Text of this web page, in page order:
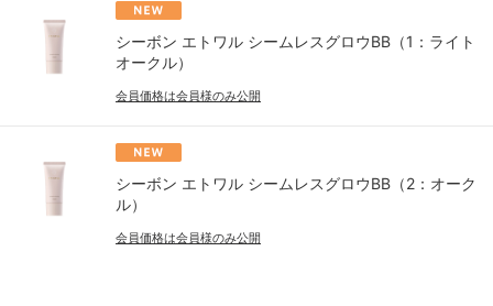
シーボン エトワル シームレスグロウBB（1：ライト
オークル）
会員価格は会員様のみ公開
シーボン エトワル シームレスグロウBB（2：オーク
ル）
会員価格は会員様のみ公開